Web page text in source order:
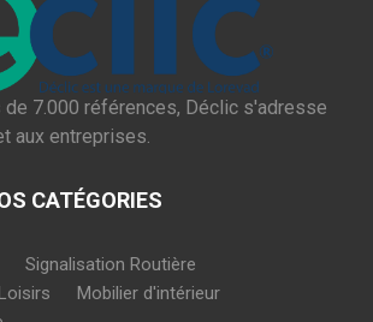
7.000 références, Déclic s'adresse
aux entreprises.
CATÉGORIES
Signalisation Routière
Mobilier d'intérieur